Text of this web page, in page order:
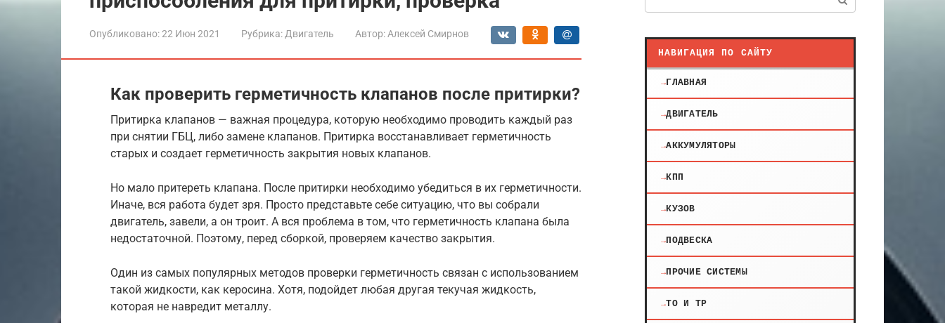
Опубликовано:22 Июн 2021 Рубрика: Двигатель Автор: Алексей Смирнов
Как проверить герметичность клапанов после притирки?
Притирка клапанов — важная процедура, которую необходимо проводить каждый раз
при снятии ГБЦ, либо замене клапанов. Притирка восстанавливает герметичность
старых и создает герметичность закрытия новых клапанов.
Но мало притереть клапана. После притирки необходимо убедиться в их герметичности.
Иначе, вся работа будет зря. Просто представьте себе ситуацию, что вы собрали
двигатель, завели, а он троит. А вся проблема в том, что герметичность клапана была
недостаточной. Поэтому, перед сборкой, проверяем качество закрытия.
Один из самых популярных методов проверки герметичность связан с использованием
такой жидкости, как керосина. Хотя, подойдет любая другая текучая жидкость,
которая не навредит металлу.
НАВИГАЦИЯ ПО САЙТУ
ГЛАВНАЯ
ДВИГАТЕЛЬ
АККУМУЛЯТОРЫ
КПП
КУЗОВ
ПОДВЕСКА
ПРОЧИЕ СИСТЕМЫ
ТО И ТР